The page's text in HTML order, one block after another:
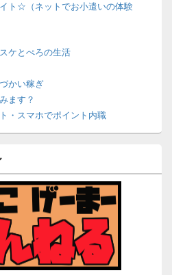
ト☆（ネットでお小遣いの体験
ケとぺろの生活
かい稼ぎ
ます？
・スマホでポイント内職
☆安心・安全・リスクなし☆
時間でちょい稼ぎ-
て集めれば諭吉になる～
？お小遣い稼ぎサイトの使い方ガ